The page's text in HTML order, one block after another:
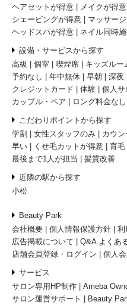
ヘアセットが得意
メイクが得意
シェービングが得意
マッサー
ヘッドスパが得意
ネイル同時
設備・サービスから探す
高級
個室 喫煙席 キッズルー
予約なし
年中無休 早朝 深夜
クレジットカード
体験
個人サ
カップル・ペア
ロング料金なし
こだわりポイントから探す
学割
女性スタッフのみ カウ
早い
くせ毛カットが得意 育毛
最後まで1人が担当
髪質改善
近隣の駅から探す
小松
Beauty Park
会社概要
個人情報保護方針 利
広告掲載について
Q&A よくあ
店舗会員登録・ログイン
個人
サービス
サロン専用HP制作
Ameba
サロン運営サポート
Beauty